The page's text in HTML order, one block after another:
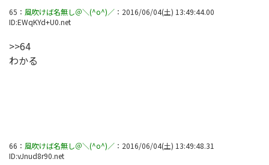
65 ： 風吹けば名無し＠＼(^o^)／ ： 2016/06/04(土) 13:49:44.00
ID:EWqKYd+U0.net
>>64
わかる
66 ： 風吹けば名無し＠＼(^o^)／ ： 2016/06/04(土) 13:49:48.31
ID:vJnud8r90.net